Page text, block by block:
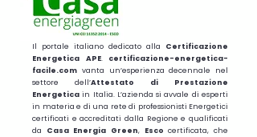
Il portale italiano dedicato alla Certificazione
Energetica APE. certificazione-energetica-
facile.com vanta un’esperienza decennale nel
settore dell’Attestato di Prestazione
Energetica in Italia. L’azienda si avvale di esperti
in materia e di una rete di professionisti Energetici
certificati e accreditati dalla Regione e qualificati
da
Casa Energia Green, Escocertificata, che